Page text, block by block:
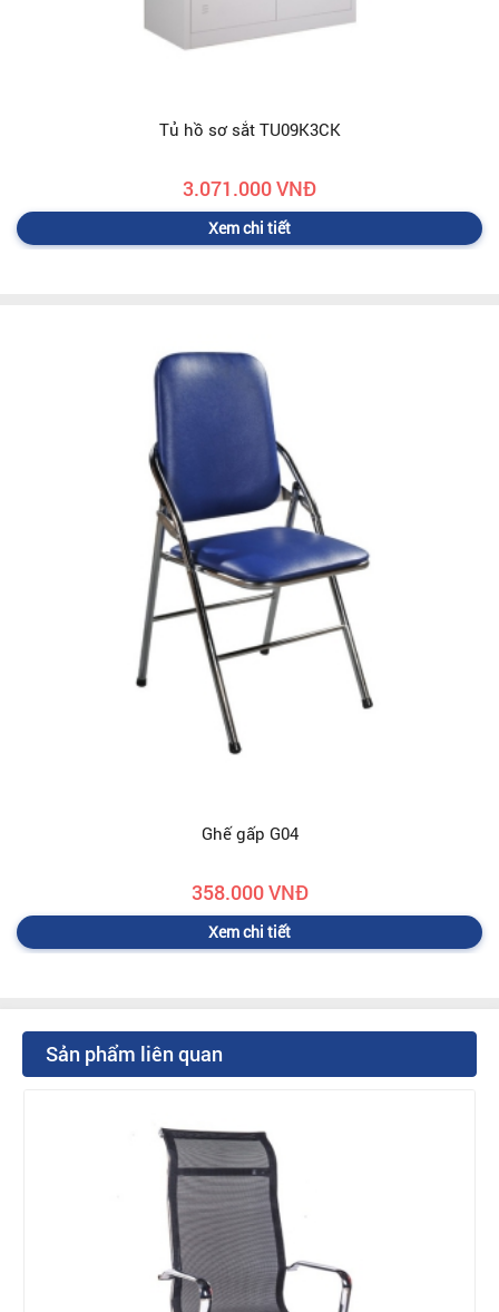
Tủ hồ sơ sắt TU09K3CK
3.071.000 VNĐ
Xem chi tiết
Ghế gấp G04
358.000 VNĐ
Xem chi tiết
Sản phẩm liên quan